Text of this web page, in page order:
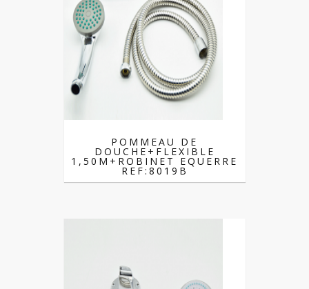
POMMEAU DE
DOUCHE+FLEXIBLE
1,50M+ROBINET EQUERRE
REF:8019B